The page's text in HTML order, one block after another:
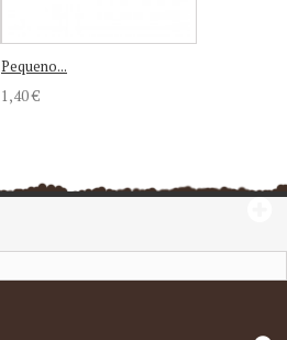
Pequeno...
1,40 €